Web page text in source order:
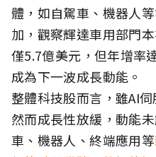
體，如自駕車、機器人
加，觀察輝達車用部門
僅5.7億美元，但年增率
成為下一波成長動能。
整體科技股而言，雖AI
然而成長性放緩，動能
車、機器人、終端應用等